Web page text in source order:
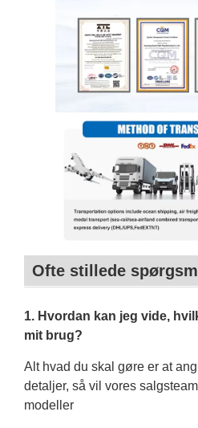
Ofte stillede
1. Hvordan kan jeg vide,
mit brug?
Alt hvad du skal gøre er at
detaljer, så vil vores
modeller